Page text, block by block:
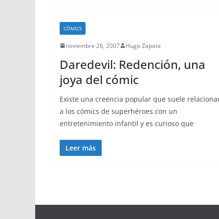
CÓMICS
noviembre 26, 2007 Hugo Zapata
Daredevil: Redención, una
joya del cómic
Existe una creencia popular que suele
a los cómics de superhéroes con un
entretenimiento infantil y es curioso que
Leer más